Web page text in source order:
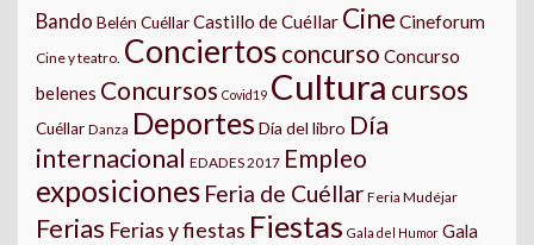
Bando Belén CuéllarCastillo de Cuéllar Cine Cineforum
Cine y teatro. Conciertos concurso Concurso
belenes Concursos Covid19 Cultura cursos
Cuéllar Danza Deportes Día del libro Día
internacional EDADES 2017 Empleo
exposiciones Feria de Cuéllar Feria Mudéjar
Ferias Ferias y fiestas Fiestas Gala del Humor Gala